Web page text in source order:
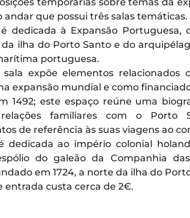
andar que possui três salas temáticas.
dedicada à Expansão Portuguesa,
ilha do Porto Santo e do
portuguesa.
sala expõe elementos relacionados
expansão mundial e como
1492; este espaço reúne uma
familiares com o Porto
de referência às suas viagens ao
dedicada ao império colonial
do galeão da Companhia
em 1724, a norte da ilha do
entrada custa cerca de 2€.